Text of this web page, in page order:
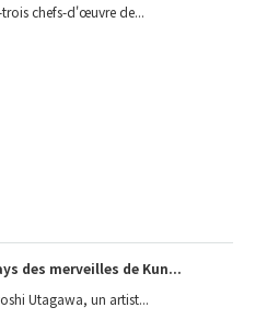
chefs-d'œuvre de...
des merveilles de Kun...
Utagawa, un artist...